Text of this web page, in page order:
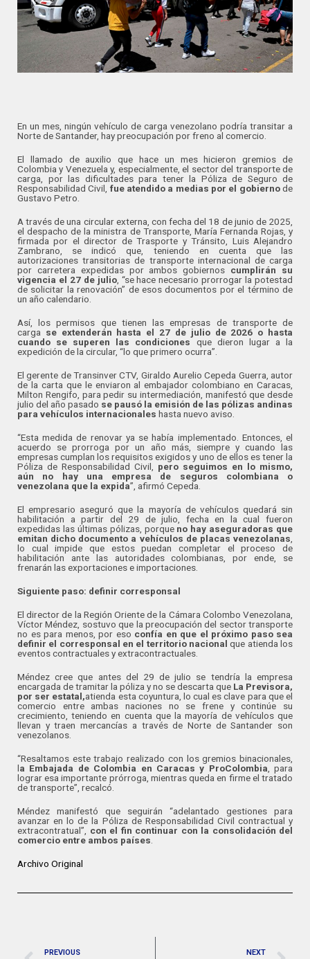
En un mes, ningún vehículo de carga venezolano podría transitar a
Norte de Santander, hay preocupación por freno al comercio.
El llamado de auxilio que hace un mes hicieron gremios de
Colombia y Venezuela y, especialmente, el sector del transporte de
carga, por las dificultades para tener la Póliza de Seguro de
Responsabilidad Civil, fue atendido a medias por el gobiernode
Gustavo Petro.
A través de una circular externa, con fecha del 18 de junio de 2025,
el despacho de la ministra de Transporte, María Fernanda Rojas, y
firmada por el director de Trasporte y Tránsito, Luis Alejandro
Zambrano, se indicó que, teniendo en cuenta que las
autorizaciones transitorias de transporte internacional de carga
por carretera expedidas por ambos gobiernos cumplirán su
vigencia el 27 de julio, “se hace necesario prorrogar la potestad
de solicitar la renovación” de esos documentos por el término de
un año calendario.
Así, los permisos que tienen las empresas de transporte de
carga se extenderán hasta el 27 de julio de 2026 o hasta
cuando se superen las condiciones que dieron lugar a la
expedición de la circular, “lo que primero ocurra”.
El gerente de Transinver CTV, Giraldo Aurelio Cepeda Guerra, autor
de la carta que le enviaron al embajador colombiano en Caracas,
Milton Rengifo, para pedir su intermediación, manifestó que desde
julio del año pasado se pausó la emisión de las pólizas andinas
para vehículos internacionales hasta nuevo aviso.
“Esta medida de renovar ya se había implementado. Entonces, el
acuerdo se prorroga por un año más, siempre y cuando las
empresas cumplan los requisitos exigidos y uno de ellos es tener la
Póliza de Responsabilidad Civil, pero seguimos en lo mismo,
aún no hay una empresa de seguros colombiana o
venezolana que la expida”, afirmó Cepeda.
El empresario aseguró que la mayoría de vehículos quedará sin
habilitación a partir del 29 de julio, fecha en la cual fueron
expedidas las últimas pólizas, porque no hay aseguradoras que
emitan dicho documento a vehículos de placas venezolanas,
lo cual impide que estos puedan completar el proceso de
habilitación ante las autoridades colombianas, por ende, se
frenarán las exportaciones e importaciones.
Siguiente paso: definir corresponsal
El director de la Región Oriente de la Cámara Colombo Venezolana,
Víctor Méndez, sostuvo que la preocupación del sector transporte
no es para menos, por eso confía en que el próximo paso sea
definir el corresponsal en el territorio nacional que atienda los
eventos contractuales y extracontractuales.
Méndez cree que antes del 29 de julio se tendría la empresa
encargada de tramitar la póliza y no se descarta que La Previsora,
por ser estatal,atienda esta coyuntura, lo cual es clave para que el
comercio entre ambas naciones no se frene y continúe su
crecimiento, teniendo en cuenta que la mayoría de vehículos que
llevan y traen mercancías a través de Norte de Santander son
venezolanos.
“Resaltamos este trabajo realizado con los gremios binacionales,
la Embajada de Colombia en Caracas y ProColombia, para
lograr esa importante prórroga, mientras queda en firme el tratado
de transporte”, recalcó.
Méndez manifestó que seguirán “adelantado gestiones para
avanzar en lo de la Póliza de Responsabilidad Civil contractual y
extracontratual”, con el fin continuar con la consolidación del
comercio entre ambos países.
Archivo Original
PREVIOUS NEXT